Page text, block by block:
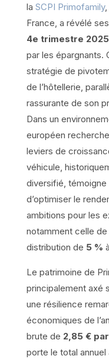
la SCPI Primofamily,
France, a révélé
4e trimestre 2025
par les épargnants.
stratégie de
de l’hôtellerie,
rassurante de son
Dans un
européen
leviers de
véhicule,
diversifié, témoigne
d’optimiser le
ambitions pour les
notamment celle
distribution de 5 %
Le patrimoine de
principalement axé
une résilience
économiques de
brute de 2,85 €
porte le total annuel